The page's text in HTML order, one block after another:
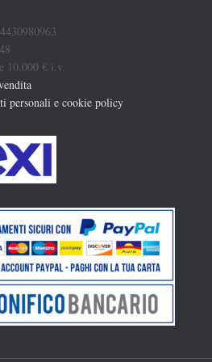
10.000 € i.v.
personali e cookie policy